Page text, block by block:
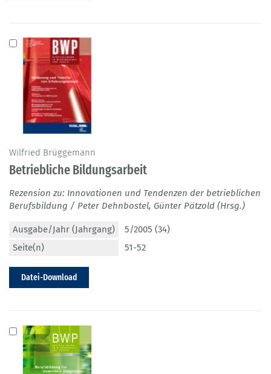
Wilfried Brüggemann
Betriebliche Bildungsarbeit
Rezension zu: Innovationen und Tendenzen der betrieblichen
Berufsbildung / Peter Dehnbostel, Günter Pätzold (Hrsg.)
Ausgabe/Jahr (Jahrgang)
5/2005 (34)
Seite(n)
51-52
Datei-Download